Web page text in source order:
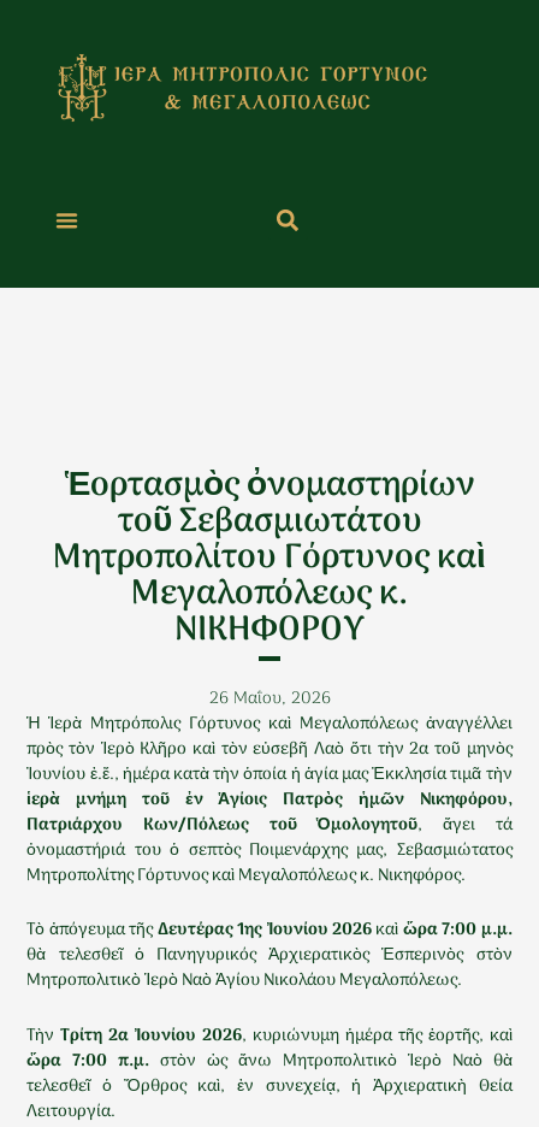
περιεχόμενο
Ἑορτασμὸς ὀνομαστηρίων
τοῦ Σεβασμιωτάτου
Μητροπολίτου Γόρτυνος καὶ
Μεγαλοπόλεως κ.
ΝΙΚΗΦΟΡΟΥ
26 Μαΐου, 2026
Ἡ Ἱερὰ Μητρόπολις Γόρτυνος καὶ Μεγαλοπόλεως ἀναγγέλλει
πρὸς τὸν Ἱερὸ Κλῆρο καὶ τὸν εὐσεβῆ Λαὸ ὅτι τὴν 2α τοῦ μηνὸς
Ἰουνίου ἐ.ἔ., ἡμέρα κατὰ τὴν ὁποία ἡ ἁγία μας Ἐκκλησία τιμᾶ τὴν
ἱερὰ μνήμη τοῦ ἐν Ἁγίοις Πατρὸς ἡμῶν
Νικηφόρου,
Πατριάρχου Κων/Πόλεως τοῦ Ὁμολογητοῦ, ἄγει τά
ὀνομαστήριά του ὁ σεπτὸς Ποιμενάρχης μας, Σεβασμιώτατος
Μητροπολίτης Γόρτυνος καὶ Μεγαλοπόλεως κ. Νικηφόρος.
Τὸ ἀπόγευμα τῆςΔευτέρας 1ηςἸουνίου 2026καὶὥρα 7:00 μ.μ.
θὰ τελεσθεῖ ὁ Πανηγυρικός Ἀρχιερατικὸς Ἑσπερινὸς στὸν
Μητροπολιτικὸ Ἱερὸ Ναὸ Ἁγίου Νικολάου Μεγαλοπόλεως.
ΤὴνΤρίτη 2αἸουνίου 2026, κυριώνυμη ἡμέρα τῆς ἑορτῆς, καὶ
ὥρα 7:00 π.μ. στὸν ὡς ἄνω Μητροπολιτικὸ Ἱερὸ Ναὸ θὰ
τελεσθεῖ ὁ Ὄρθρος καὶ, ἐν συνεχείᾳ, ἡ Ἀρχιερατικὴ Θεία
Λειτουργία.